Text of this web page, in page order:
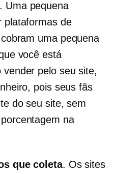
. Uma pequena
plataformas de
uma pequena
você está
pelo seu site,
pois seus fãs
do seu site, sem
na
que coleta. Os sites